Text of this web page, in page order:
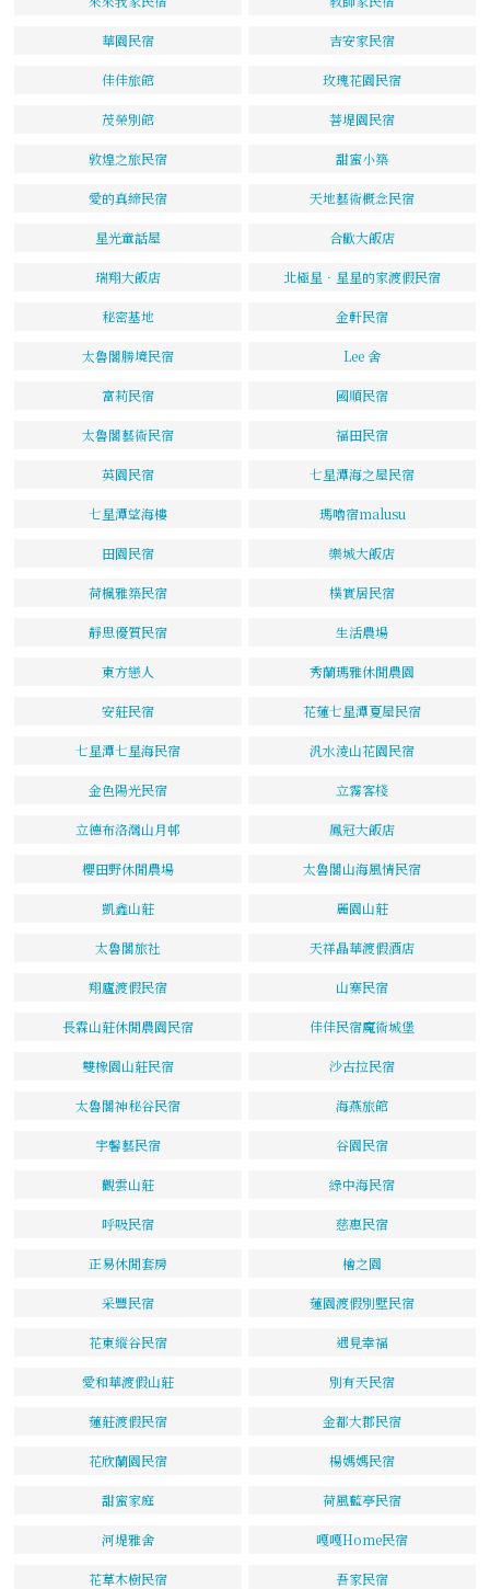
華園民宿 吉安家民宿
佳佳旅館 玫瑰花園民宿
茂榮別館 菩堤園民宿
敦煌之旅民宿 甜蜜小築
愛的真締民宿 天地藝術概念民宿
星光童話屋 合歡大飯店
瑞翔大飯店 北極星．星星的家渡假民宿
秘密基地 金軒民宿
太魯閣勝境民宿 Lee 舍
富莉民宿 國順民宿
太魯閣藝術民宿 福田民宿
英園民宿 七星潭海之屋民宿
七星潭望海樓 瑪嚕宿malusu
田園民宿 樂城大飯店
荷楓雅築民宿 樸實居民宿
靜思優質民宿 生活農場
東方戀人 秀蘭瑪雅休閒農園
安莊民宿 花蓮七星潭夏屋民宿
七星潭七星海民宿 汎水淩山花園民宿
金色陽光民宿 立霧客棧
立德布洛灣山月邨 鳳冠大飯店
櫻田野休閒農場 太魯閣山海風情民宿
凱鑫山莊 麗園山莊
太魯閣旅社 天祥晶華渡假酒店
翔廬渡假民宿 山寨民宿
長霖山莊休閒農園民宿 佳佳民宿魔術城堡
雙橡園山莊民宿 沙古拉民宿
太魯閣神秘谷民宿 海燕旅館
宇馨藝民宿 谷園民宿
觀雲山莊 綠中海民宿
呼吸民宿 慈惠民宿
正易休閒套房 檜之園
采豐民宿 蓮園渡假別墅民宿
花東縱谷民宿 遇見幸福
愛和華渡假山莊 別有天民宿
蓮莊渡假民宿 金都大郡民宿
花欣蘭園民宿 楊媽媽民宿
甜蜜家庭 荷風藍亭民宿
河堤雅舍 嘎嘎Home民宿
花草木樹民宿 吾家民宿